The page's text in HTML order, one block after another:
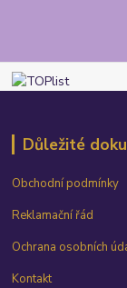
Důležité
Obchodní podmínky
Reklamační řád
Ochrana osobních
Kontakt